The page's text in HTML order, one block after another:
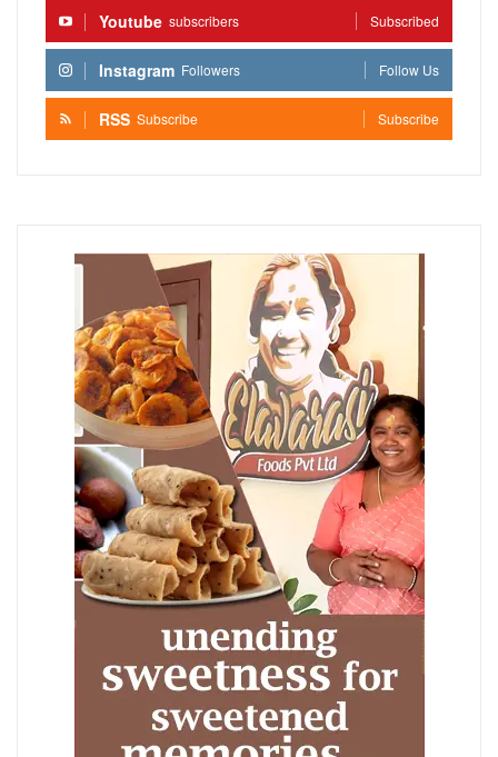
Youtube subscribers Subscribed
Instagram Followers Follow Us
RSS Subscribe Subscribe